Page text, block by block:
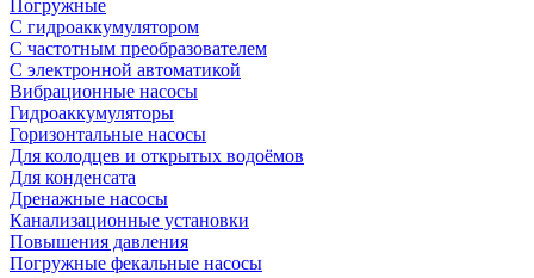
Погружные
С гидроаккумулятором
С частотным преобразователем
С электронной автоматикой
Вибрационные насосы
Гидроаккумуляторы
Горизонтальные насосы
Для колодцев и открытых водоёмов
Для конденсата
Дренажные насосы
Канализационные установки
Повышения давления
Погружные фекальные насосы